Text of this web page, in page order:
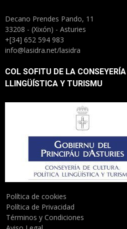
Decano Prendes Pando, 11
33208 - (Xixón) - Asturies
+[34] 652 594 983
info@lasidra.net/lasidra
COL SOFITU DE LA
LLINGÜÍSTICA Y TURISMU
Política de cookies
Política de Privacidad
Términos y Condiciones